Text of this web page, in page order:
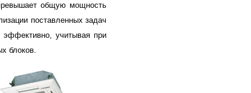
общую мощность
поставленных задач
учитывая при
блоков.